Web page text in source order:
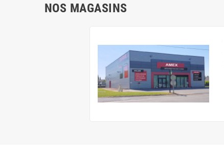
NOS MAGASINS